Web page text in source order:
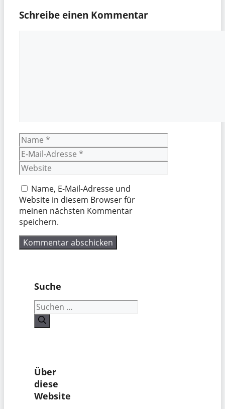
Schreibe einen Kommentar
Name
E-
Mail-
Adresse
Website
Name, E-Mail-Adresse und
Website in diesem Browser für
meinen nächsten Kommentar
speichern.
Suche
Suchen
nach:
Über
diese
Website